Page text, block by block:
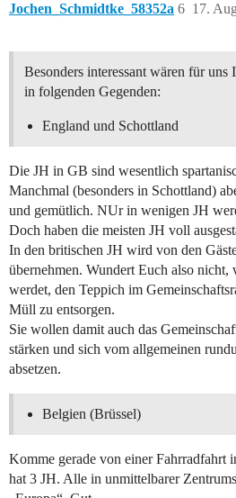
Jochen_Schmidtke_58352a 17.
6
Besonders interessant wären für
in folgenden Gegenden:
England und Schottland
Die JH in GB sind wesentlich
Manchmal (besonders in Schottland)
und gemütlich. NUr in wenigen JH
Doch haben die meisten JH voll
In den britischen JH wird von den
übernehmen. Wundert Euch also
werdet, den Teppich im
Müll zu entsorgen.
Sie wollen damit auch das
stärken und sich vom allgemeinen
absetzen.
Belgien (Brüssel)
Komme gerade von einer Fahrradfahrt
hat 3 JH. Alle in unmittelbarer